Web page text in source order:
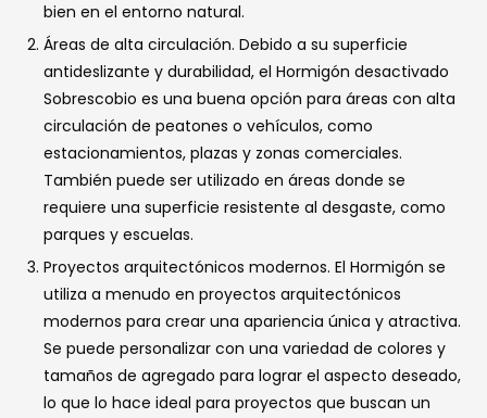
bien en el entorno natural.
Áreas de alta circulación. Debido a su superficie
antideslizante y durabilidad, el Hormigón desactivado
Sobrescobio es una buena opción para áreas con alta
circulación de peatones o vehículos, como
estacionamientos, plazas y zonas comerciales.
También puede ser utilizado en áreas donde se
requiere una superficie resistente al desgaste, como
parques y escuelas.
Proyectos arquitectónicos modernos. El Hormigón se
utiliza a menudo en proyectos arquitectónicos
modernos para crear una apariencia única y atractiva.
Se puede personalizar con una variedad de colores y
tamaños de agregado para lograr el aspecto deseado,
lo que lo hace ideal para proyectos que buscan un